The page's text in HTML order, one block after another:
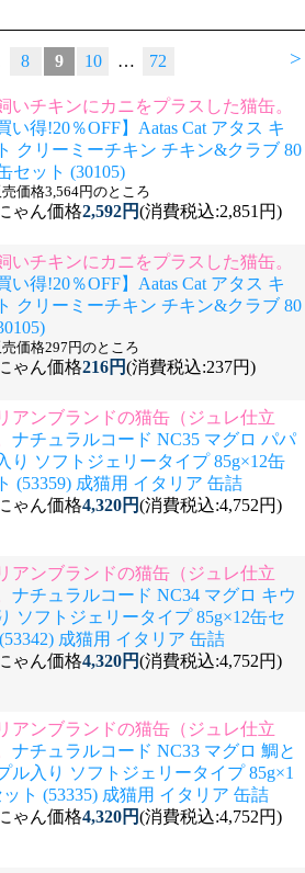
>
8 9 10 … 72
いチキンにカニをプラスした猫缶。
い得!20％OFF】Aatas Cat アタス キ
クリーミーチキン チキン&クラブ 80
セット (30105)
価格3,564円のところ
ゃん価格2,592円(消費税込:2,851円)
いチキンにカニをプラスした猫缶。
い得!20％OFF】Aatas Cat アタス キ
クリーミーチキン チキン&クラブ 80
価格297円のところ
ゃん価格216円(消費税込:237円)
アンブランドの猫缶（ジュレ仕立
ナチュラルコード NC35 マグロ パパ
り ソフトジェリータイプ 85g×12缶
(53359) 成猫用 イタリア 缶詰
ゃん価格4,320円(消費税込:4,752円)
アンブランドの猫缶（ジュレ仕立
ナチュラルコード NC34 マグロ キウ
ソフトジェリータイプ 85g×12缶セ
成猫用 イタリア 缶詰
ゃん価格4,320円(消費税込:4,752円)
アンブランドの猫缶（ジュレ仕立
ナチュラルコード NC33 マグロ 鯛と
ル入り ソフトジェリータイプ 85g×1
ット (53335) 成猫用 イタリア 缶詰
ゃん価格4,320円(消費税込:4,752円)